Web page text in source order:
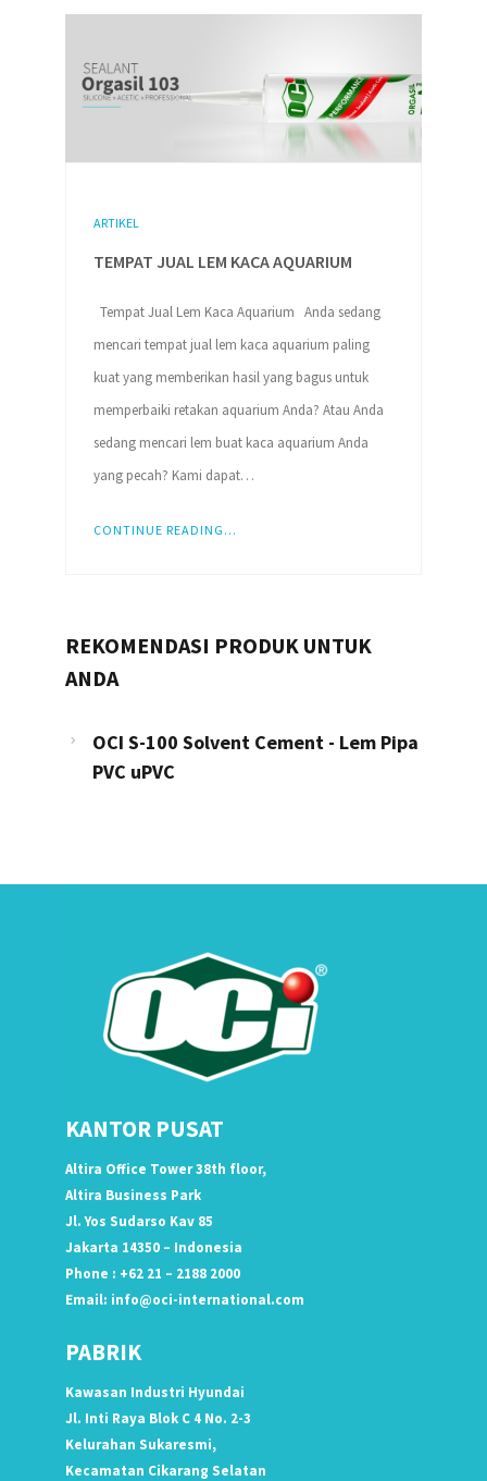
ARTIKEL
TEMPAT JUAL LEM KACA AQUARIUM
Tempat Jual Lem Kaca Aquarium Anda sedang
mencari tempat jual lem kaca aquarium paling
kuat yang memberikan hasil yang bagus untuk
memperbaiki retakan aquarium Anda? Atau Anda
sedang mencari lem buat kaca aquarium Anda
yang pecah? Kami dapat…
CONTINUE READING...
REKOMENDASI PRODUK UNTUK
ANDA
OCI S-100 Solvent Cement - Lem Pipa
PVC uPVC
KANTOR PUSAT
Altira Office Tower 38th floor,
Altira Business Park
Jl. Yos Sudarso Kav 85
Jakarta 14350 – Indonesia
Phone : +62 21 – 2188 2000
Email: info@oci-international.com
PABRIK
Kawasan Industri Hyundai
Jl. Inti Raya Blok C 4 No. 2-3
Kelurahan Sukaresmi,
Kecamatan Cikarang Selatan